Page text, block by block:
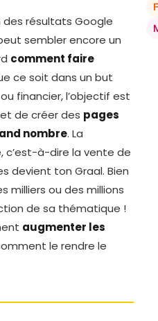
résultats Google
sembler encore un
comment faire
ce soit dans un but
financier, l’objectif est
et de créer des pages
nombre. La
à-dire la vente de
devient ton Graal. Bien
milliers ou des millions
de sa thématique !
augmenter les
le rendre le